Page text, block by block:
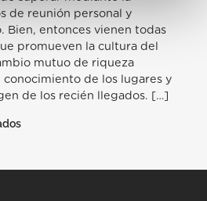
de reunión personal y
Bien, entonces vienen todas
promueven la cultura del
mutuo de riqueza
de los lugares y
de los recién llegados. […]